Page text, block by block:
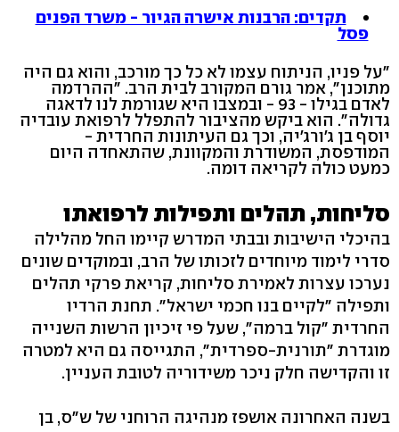
תקדים: הרבנות אישרה הגיור - משרד הפנים
פסל
"על פניו, הניתוח עצמו לא כל כך מורכב, והוא גם היה
מתוכנן", אמר גורם המקורב לבית הרב. "ההרדמה
לאדם בגילו - 93 - ובמצבו היא שגורמת לנו לדאגה
גדולה". הוא ביקש מהציבור להתפלל לרפואת עובדיה
יוסף בן ג'ורג'יה, וכך גם העיתונות החרדית -
המודפסת, המשודרת והמקוונת, שהתאחדה היום
כמעט כולה לקריאה דומה.
סליחות, תהלים ותפילות לרפואתו
בהיכלי הישיבות ובבתי המדרש קיימו החל מהלילה
סדרי לימוד מיוחדים לזכותו של הרב, ובמוקדים שונים
נערכו עצרות לאמירת סליחות, קריאת פרקי תהלים
ותפילה "לקיים בנו חכמי ישראל". תחנת הרדיו
החרדית "קול ברמה", שעל פי זיכיון הרשות השנייה
מוגדרת "תורנית-ספרדית", התגייסה גם היא למטרה
זו והקדישה חלק ניכר משידוריה לטובת העניין.
בשנה האחרונה אושפז מנהיגה הרוחני של ש"ס, בן